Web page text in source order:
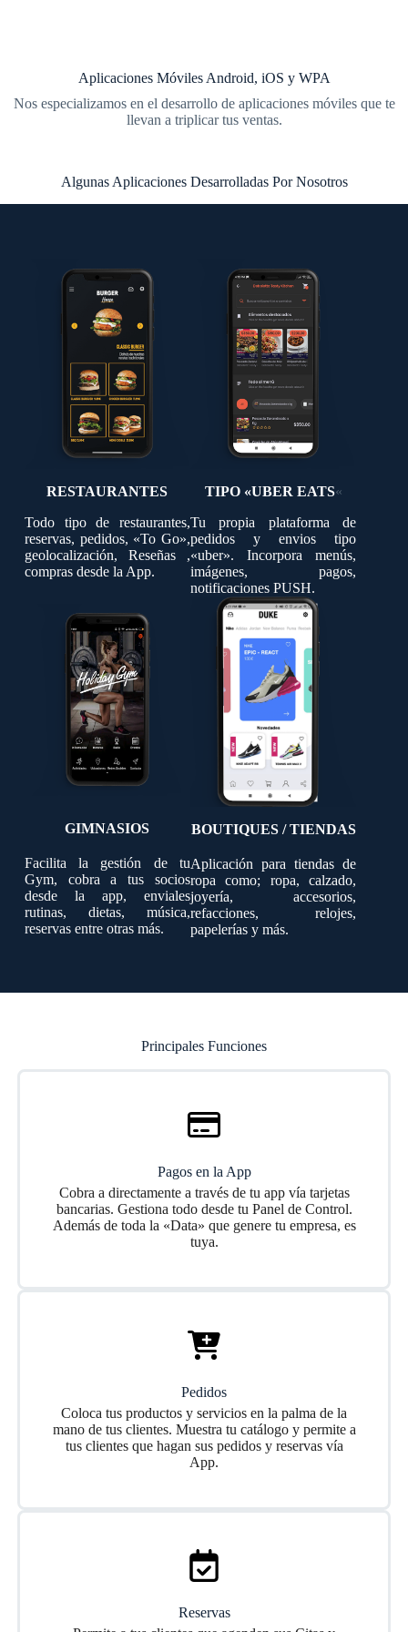
Aplicaciones Móviles Android, iOS y WPA
Nos especializamos en el desarrollo de aplicaciones móviles que te
llevan a triplicar tus ventas.
Algunas Aplicaciones Desarrolladas Por Nosotros
RESTAURANTES
Todo tipo de restaurantes,
reservas, pedidos, «To Go»,
geolocalización, Reseñas ,
compras desde la App.
TIPO «UBER EATS«
Tu propia plataforma de
pedidos y envios tipo
«uber». Incorpora menús,
imágenes, pagos,
notificaciones PUSH.
GIMNASIOS
Facilita la gestión de tu
Gym, cobra a tus socios
desde la app, enviales
rutinas, dietas, música,
reservas entre otras más.
BOUTIQUES / TIENDAS
Aplicación para tiendas de
ropa como; ropa, calzado,
joyería, accesorios,
refacciones, relojes,
papelerías y más.
Principales Funciones
Pagos en la App
Cobra a directamente a través de tu app vía tarjetas
bancarias. Gestiona todo desde tu Panel de Control.
Además de toda la «Data» que genere tu empresa, es
tuya.
Pedidos
Coloca tus productos y servicios en la palma de la
mano de tus clientes. Muestra tu catálogo y permite a
tus clientes que hagan sus pedidos y reservas vía
App.
Reservas